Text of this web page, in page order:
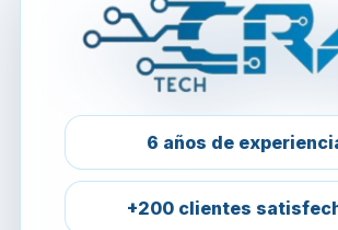
6 años de
+200 clientes